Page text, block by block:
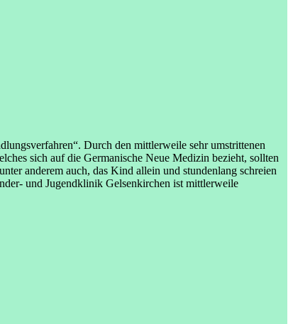
Durch den mittlerweile sehr umstrittenen
sich auf die Germanische Neue Medizin bezieht, sollten
anderem auch, das Kind allein und stundenlang schreien
und Jugendklinik Gelsenkirchen ist mittlerweile